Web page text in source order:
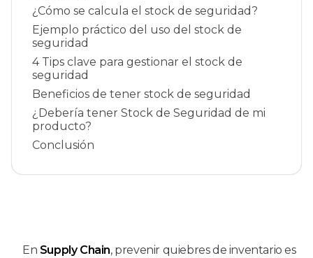
En Supply Chain, prevenir quiebres de inventario es
¿Cómo se calcula el stock de seguridad?
Ejemplo práctico del uso del stock de
seguridad
4 Tips clave para gestionar el stock de
seguridad
Beneficios de tener stock de seguridad
¿Debería tener Stock de Seguridad de mi
producto?
Conclusión